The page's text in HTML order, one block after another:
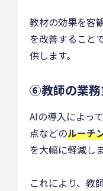
教材の効果を客
を改善すること
供します。
⑥教師の業務
AIの導入によっ
点などのルーチ
を大幅に軽減しま
これにより、教